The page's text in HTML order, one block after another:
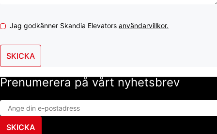
Jag godkänner Skandia Elevators användarvillkor.
SKICKA
Prenumerera på vårt nyhetsbrev
SKICKA